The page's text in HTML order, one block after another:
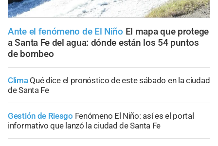
Ante el fenómeno de El Niño El mapa que protege
a Santa Fe del agua: dónde están los 54 puntos
de bombeo
Clima Qué dice el pronóstico de este sábado en la ciudad
de Santa Fe
Gestión de Riesgo Fenómeno El Niño: así es el portal
informativo que lanzó la ciudad de Santa Fe